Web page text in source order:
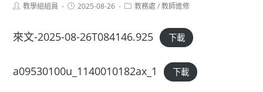
Post教學組組員
Post2025-08-26
Post教務處 / 教師進修
來文-2025-08-26T084146.925 下載
a09530100u_1140010182ax_1 下載